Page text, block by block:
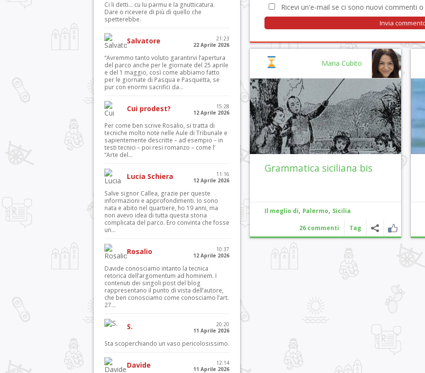
Ricevi un'e-mail se ci sono nuovi commenti o
Maria Cubito
Grammatica siciliana bis
Il meglio di, Palermo, Sicilia
26 commenti Tag
Ci li detti… cu lu parmu e la gnutticatura.
Dare o ricevere di più di quello che
spetterebbe.
Salvatore
21:23
22 Aprile 2026
“Avremmo tanto voluto garantirvi l’apertura
del parco anche per le giornate del 25 aprile
e del 1 maggio, così come abbiamo fatto
per le giornate di Pasqua e Pasquetta, se
pur con enormi sacrifici da...
Cui prodest?
15:28
12 Aprile 2026
Per come ben scrive Rosalio, si tratta di
tecniche molto note nelle Aule di Tribunale e
sapientemente descritte – ad esempio – in
testi tecnici – poi resi romanzo – come l’
“Arte del...
Lucia Schiera
11:16
12 Aprile 2026
Salve signor Callea, grazie per queste
informazioni e approfondimenti. Io sono
nata e abito nel quartiere, ho 19 anni, ma
non avevo idea di tutta questa storia
complicata del parco. Ero convinta che fosse
un...
Rosalio
10:37
12 Aprile 2026
Davide conosciamo intanto la tecnica
retorica dell’argomentum ad hominem. I
contenuti dei singoli post del blog
rappresentano il punto di vista dell’autore,
che ben conosciamo come conosciamo l’art.
27...
S.
20:20
11 Aprile 2026
Sta scoperchiando un vaso pericolosissimo.
Davide
12:14
11 Aprile 2026